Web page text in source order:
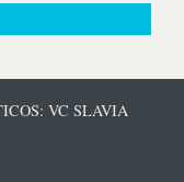
VC SLAVIA